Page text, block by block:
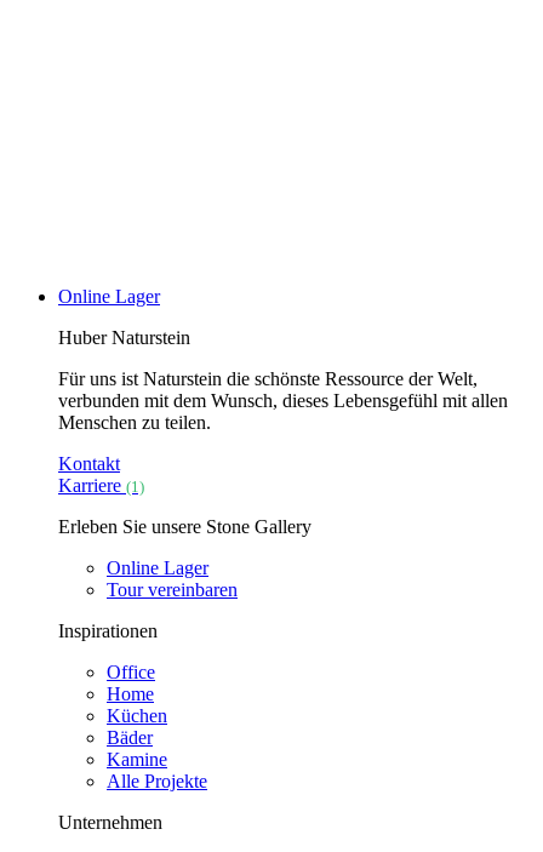
Online Lager
Huber Naturstein
Für uns ist Naturstein die schönste Ressource der Welt,
verbunden mit dem Wunsch, dieses Lebensgefühl mit allen
Menschen zu teilen.
Kontakt
Karriere (1)
Erleben Sie unsere Stone Gallery
Online Lager
Tour vereinbaren
Inspirationen
Office
Home
Küchen
Bäder
Kamine
Alle Projekte
Unternehmen